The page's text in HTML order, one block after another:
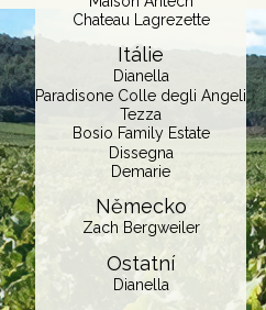
Chateau Lagrezette
Itálie
Dianella
Paradisone Colle degli Angeli
Tezza
Bosio Family Estate
Dissegna
Demarie
Německo
Zach Bergweiler
Ostatní
Dianella